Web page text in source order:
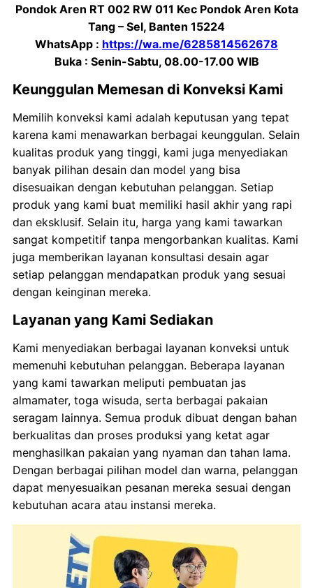
Pondok Aren RT 002 RW 011 Kec Pondok Aren Kota
Tang – Sel, Banten 15224
WhatsApp : https://wa.me/6285814562678
Buka : Senin-Sabtu, 08.00-17.00 WIB
Keunggulan Memesan di Konveksi Kami
Memilih konveksi kami adalah keputusan yang tepat
karena kami menawarkan berbagai keunggulan. Selain
kualitas produk yang tinggi, kami juga menyediakan
banyak pilihan desain dan model yang bisa
disesuaikan dengan kebutuhan pelanggan. Setiap
produk yang kami buat memiliki hasil akhir yang rapi
dan eksklusif. Selain itu, harga yang kami tawarkan
sangat kompetitif tanpa mengorbankan kualitas. Kami
juga memberikan layanan konsultasi desain agar
setiap pelanggan mendapatkan produk yang sesuai
dengan keinginan mereka.
Layanan yang Kami Sediakan
Kami menyediakan berbagai layanan konveksi untuk
memenuhi kebutuhan pelanggan. Beberapa layanan
yang kami tawarkan meliputi pembuatan jas
almamater, toga wisuda, serta berbagai pakaian
seragam lainnya. Semua produk dibuat dengan bahan
berkualitas dan proses produksi yang ketat agar
menghasilkan pakaian yang nyaman dan tahan lama.
Dengan berbagai pilihan model dan warna, pelanggan
dapat menyesuaikan pesanan mereka sesuai dengan
kebutuhan acara atau instansi mereka.